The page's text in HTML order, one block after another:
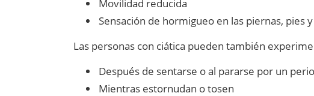
Movilidad reducida
Sensación de hormigueo en las piernas, pies
Las personas con ciática pueden también
Después de sentarse o al pararse por un
Mientras estornudan o tosen